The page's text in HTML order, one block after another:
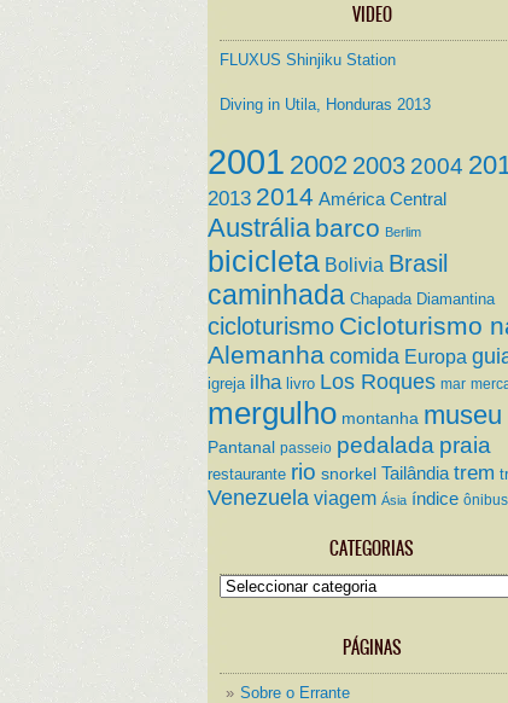
VIDEO
FLUXUS Shinjiku Station
Diving in Utila, Honduras 2013
2001 2002 2003 2004
2013 2014 América Central
Austrália barco Berlim
bicicleta Bolivia Brasil
caminhada Chapada Diamantina
cicloturismo Cicloturismo
Alemanha comida Europa
igreja ilha livro Los Roques mar
mergulho montanha museu
Pantanal passeio pedalada praia
restaurante rio snorkel Tailândia trem
Venezuela viagem Ásia índice ônibus
CATEGORIAS
Categorias
PÁGINAS
Sobre o Errante